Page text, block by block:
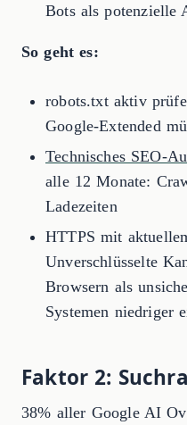
Bots als potenzielle
So geht es:
robots.txt aktiv
Google-Extended
Technisches SEO-
alle 12 Monate:
Ladezeiten
HTTPS mit
Unverschlüsselte
Browsern als
Systemen niedriger
Faktor 2:
38% aller Google AI